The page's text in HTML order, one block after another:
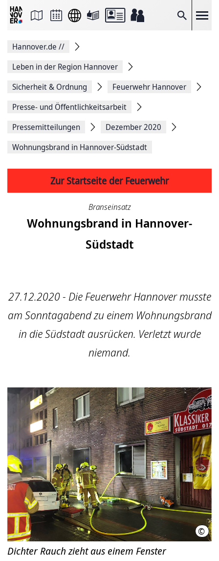
Suche
Seite
Facebook
teilen
Seitenlink
Seite
Hannover.de //
Leben in der Region Hannover
Sicherheit & Ordnung
Feuerwehr Hannover
Presse- und Öffentlichkeitsarbeit
Pressemitteilungen
Dezember 2020
Wohnungsbrand in Hannover-Südstadt
Zur Startseite der Feuerwehr
Branseinsatz
Wohnungsbrand in Hannover-
Südstadt
27.12.2020 - Die Feuerwehr Hannover musste
am Sonntagabend zu einem Wohnungsbrand
in die Südstadt ausrücken. Verletzt wurde
niemand.
©
Dichter Rauch zieht aus einem Fenster